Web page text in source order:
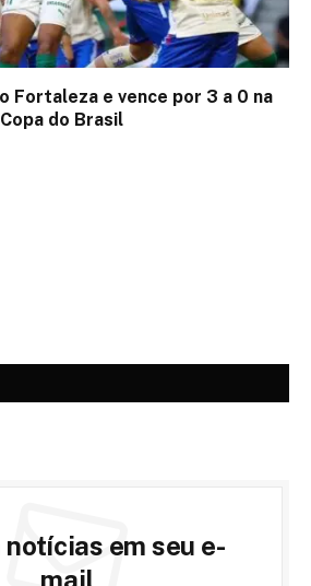
Fortaleza e vence por 3 a 0 na
do Brasil
notícias em seu e-
mail